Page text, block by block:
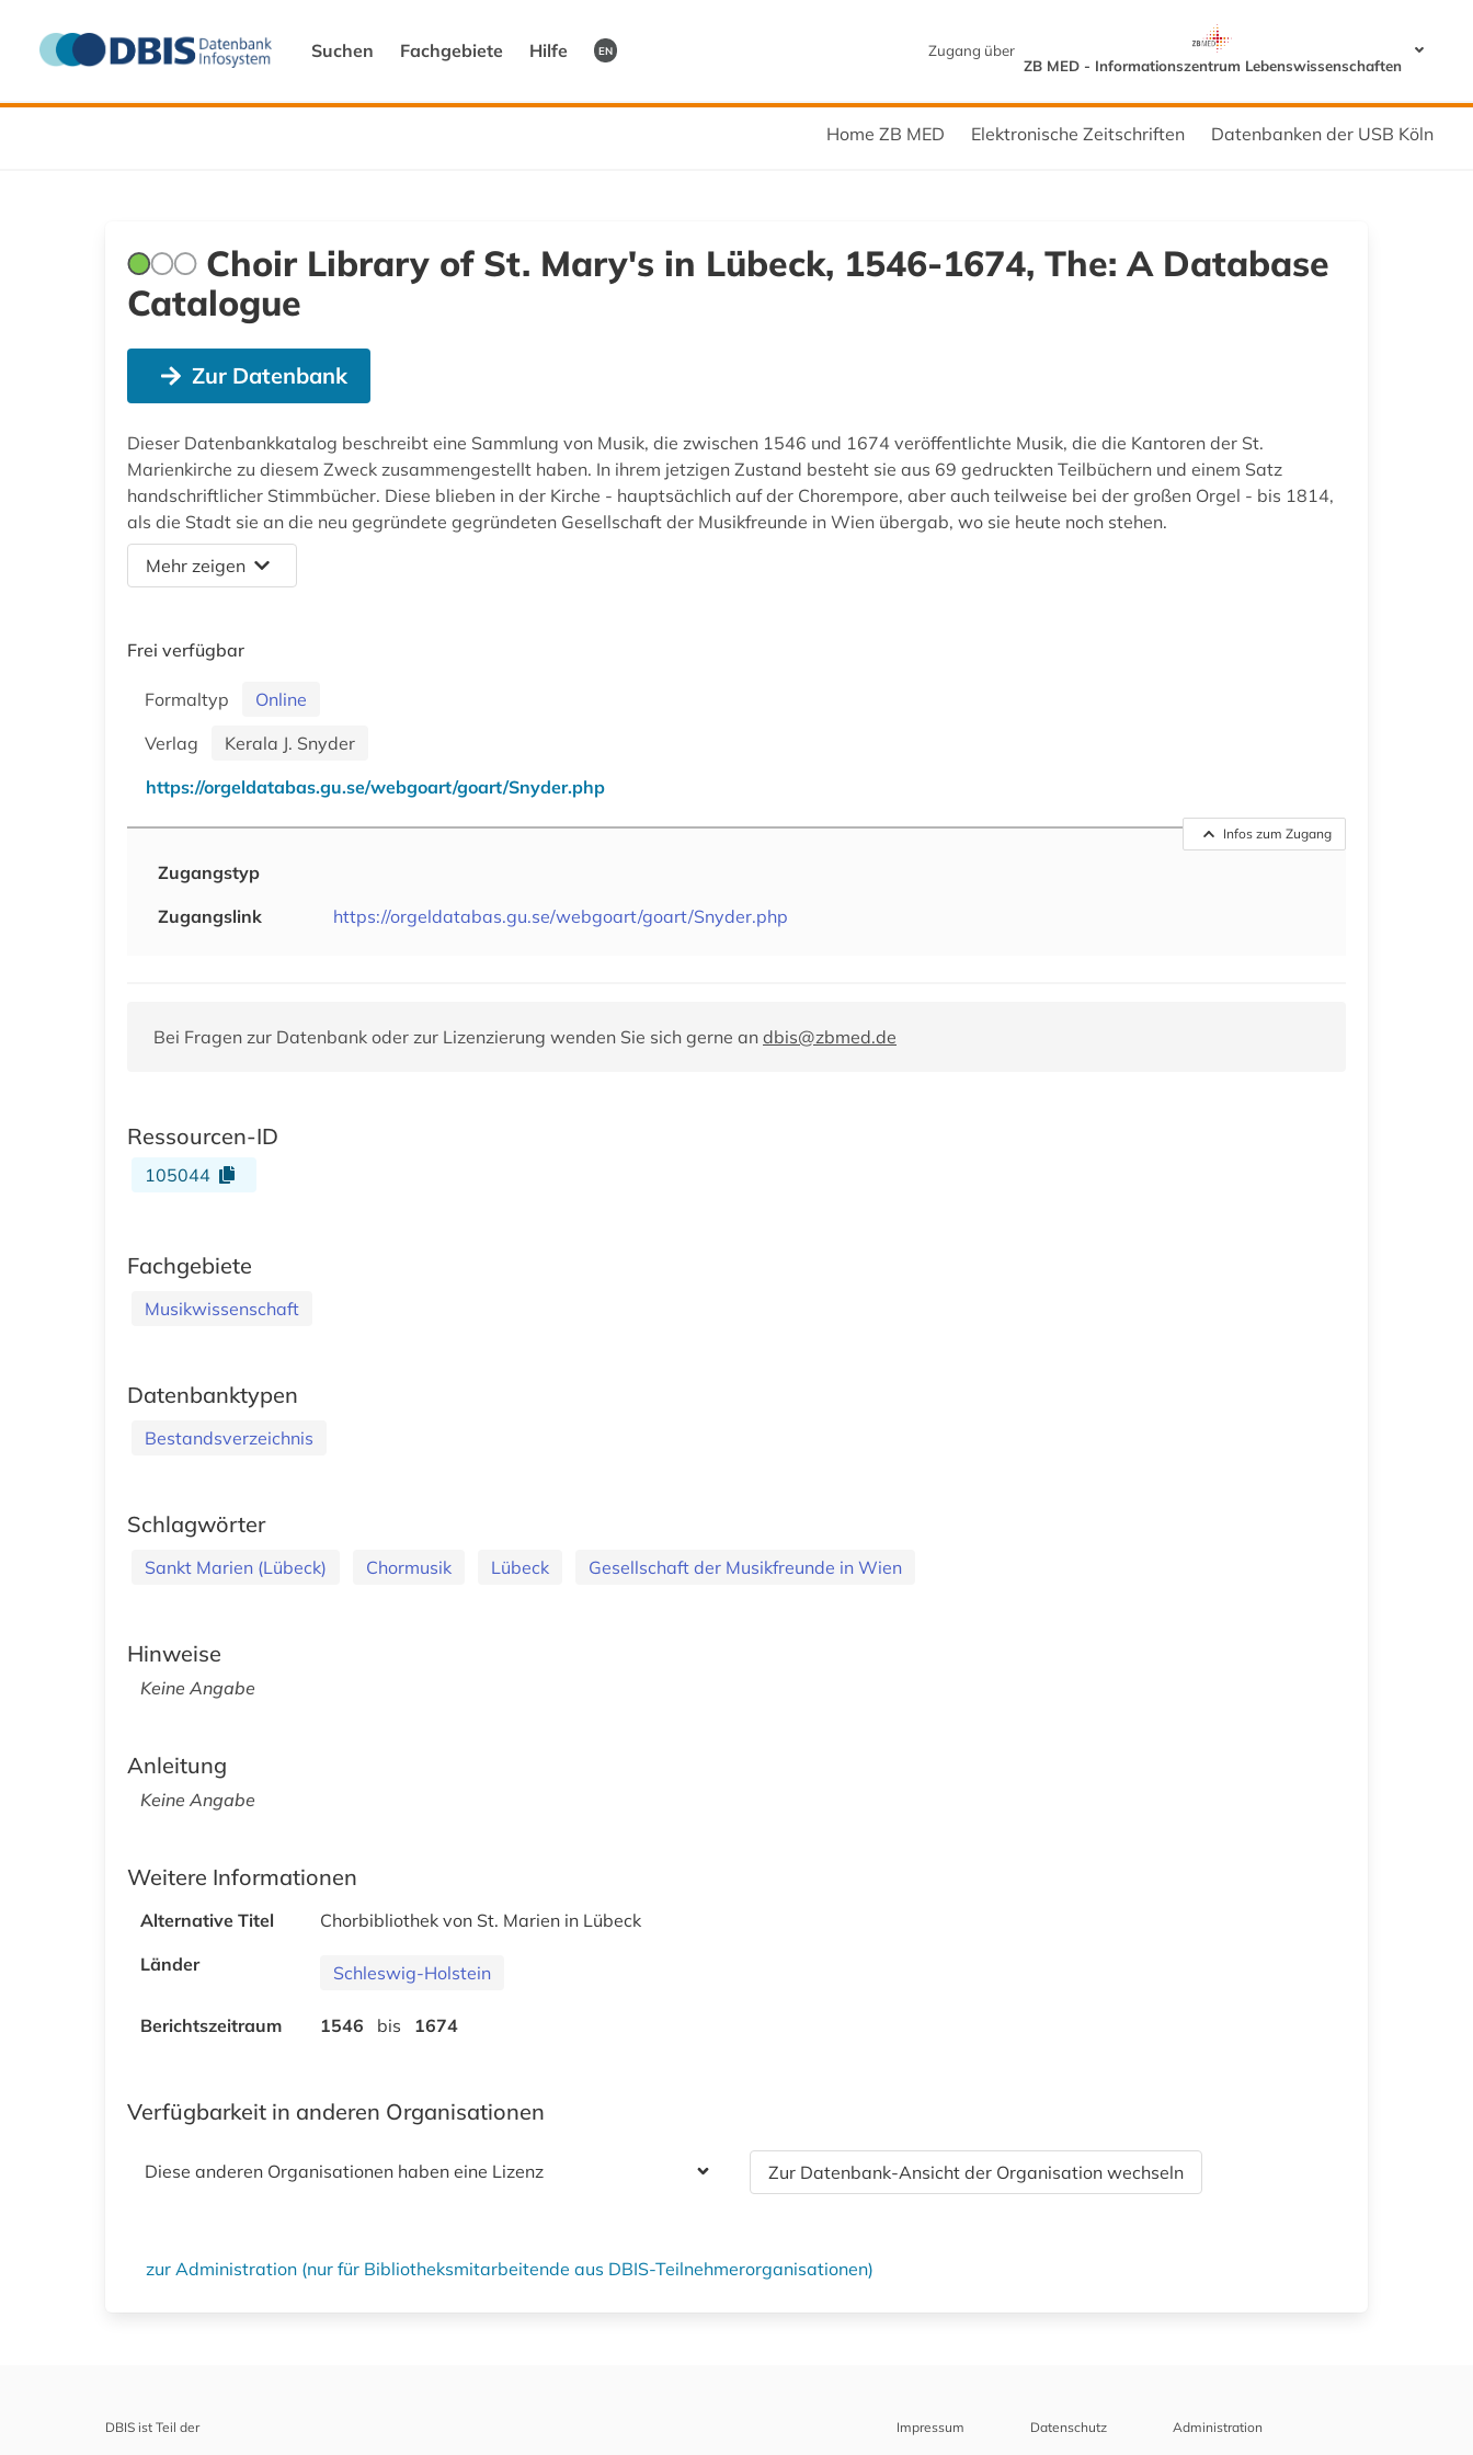
Suchen Fachgebiete Hilfe EN
Zugang über
ZB MED - Informationszentrum Lebenswissenschaften
Home ZB MED Elektronische Zeitschriften Datenbanken der USB Köln
Choir Library of St. Mary's in Lübeck, 1546-1674, The: A Database
Catalogue
Zur Datenbank
Dieser Datenbankkatalog beschreibt eine Sammlung von Musik, die zwischen 1546 und 1674 veröffentlichte Musik, die die Kantoren der St.
Marienkirche zu diesem Zweck zusammengestellt haben. In ihrem jetzigen Zustand besteht sie aus 69 gedruckten Teilbüchern und einem Satz
handschriftlicher Stimmbücher. Diese blieben in der Kirche - hauptsächlich auf der Chorempore, aber auch teilweise bei der großen Orgel - bis 1814,
als die Stadt sie an die neu gegründete gegründeten Gesellschaft der Musikfreunde in Wien übergab, wo sie heute noch stehen.
Mehr zeigen
Frei verfügbar
Formaltyp
Online
Verlag
Kerala J. Snyder
https://orgeldatabas.gu.se/webgoart/goart/Snyder.php
Infos zum Zugang
Zugangstyp
Zugangslink
https://orgeldatabas.gu.se/webgoart/goart/Snyder.php
Bei Fragen zur Datenbank oder zur Lizenzierung wenden Sie sich gerne an dbis@zbmed.de
Ressourcen-ID
105044
Fachgebiete
Musikwissenschaft
Datenbanktypen
Bestandsverzeichnis
Schlagwörter
Sankt Marien (Lübeck) Chormusik Lübeck Gesellschaft der Musikfreunde in Wien
Hinweise
Keine Angabe
Anleitung
Keine Angabe
Weitere Informationen
Alternative Titel
Chorbibliothek von St. Marien in Lübeck
Länder
Schleswig-Holstein
Berichtszeitraum 1546 bis 1674
Verfügbarkeit in anderen Organisationen
Diese anderen Organisationen haben eine Lizenz Zur Datenbank-Ansicht der Organisation wechseln
zur Administration (nur für Bibliotheksmitarbeitende aus DBIS-Teilnehmerorganisationen)
DBIS ist Teil der Impressum Datenschutz Administration